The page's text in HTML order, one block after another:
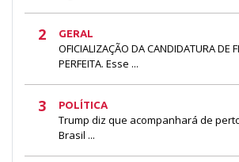
2 GERAL
OFICIALIZAÇÃO DA CANDIDATURA DE
PERFEITA. Esse ...
3 POLÍTICA
Trump diz que acompanhará de
Brasil ...